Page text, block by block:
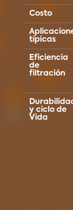
Costo
típicas
Eficiencia
de
filtración
y ciclo de
Vida